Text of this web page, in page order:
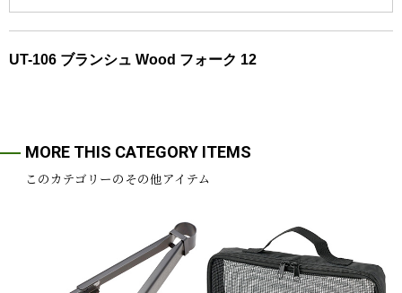
UT-106 ブランシュ Wood フォーク 12
MORE THIS CATEGORY ITEMS
このカテゴリーのその他アイテム